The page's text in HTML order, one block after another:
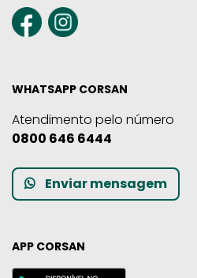
WHATSAPP CORSAN
Atendimento pelo número
0800 646 6444
Enviar mensagem
APP CORSAN